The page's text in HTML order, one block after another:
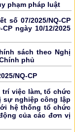
phạm pháp luật
số 07/2025/NQ-CP
ngày 10/12/2025
sách theo Nghị
phủ
NQ-CP
việc làm, tổ chức
sự nghiệp công lập
hệ thống tổ chức
của các đơn vị